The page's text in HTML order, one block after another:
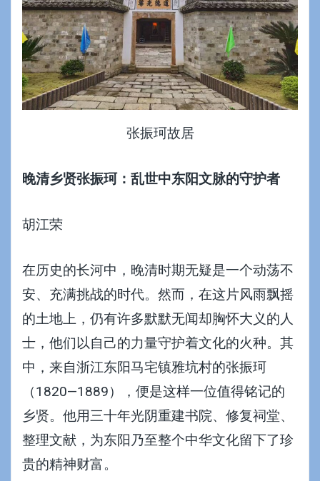
张振珂故居
晚清乡贤张振珂：乱世中东阳文脉的守护者
胡江荣
在历史的长河中，晚清时期无疑是一个动荡不
安、充满挑战的时代。然而，在这片风雨飘摇
的土地上，仍有许多默默无闻却胸怀大义的人
士，他们以自己的力量守护着文化的火种。其
中，来自浙江东阳马宅镇雅坑村的张振珂
（1820—1889），便是这样一位值得铭记的
乡贤。他用三十年光阴重建书院、修复祠堂、
整理文献，为东阳乃至整个中华文化留下了珍
贵的精神财富。